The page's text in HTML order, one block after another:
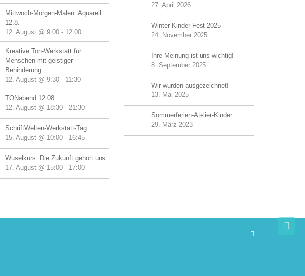
Mittwoch-Morgen-Malen: Aquarell
12.8.
12. August @ 9:00 - 12:00
Kreative Ton-Werkstatt für
Menschen mit geistiger
Behinderung
12. August @ 9:30 - 11:30
TONabend 12.08.
12. August @ 18:30 - 21:30
SchriftWelten-Werkstatt-Tag
15. August @ 10:00 - 16:45
Wuselkurs: Die Zukunft gehört uns
17. August @ 15:00 - 17:00
27. April 2026
Winter-Kinder-Fest 2025
24. November 2025
Ihre Meinung ist uns wichtig!
8. September 2025
Wir wurden ausgezeichnet!
13. Mai 2025
Sommerferien-Atelier-Kinder
29. März 2023